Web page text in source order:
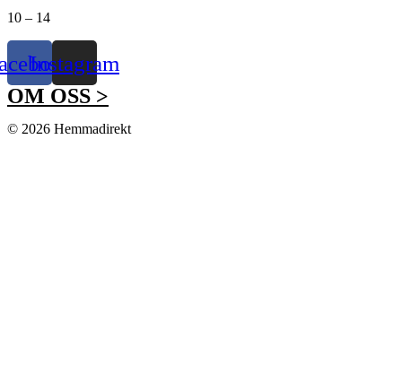
10 – 14
Instagram
OM OSS >
© 2026 Hemmadirekt